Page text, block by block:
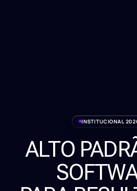
Serviços
Sobre
INSTITUCIONAL
ALTO